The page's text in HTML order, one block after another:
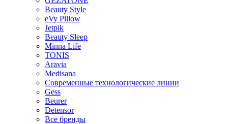
Beauty Style
eVy Pillow
Jetpik
Beauty Sleep
Minna Life
TONIS
Aravia
Medisana
Современные технологические линии
Gess
Beurer
Detensor
Все бренды